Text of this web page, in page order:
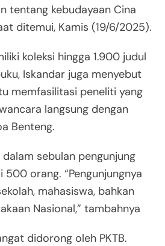
tentang kebudayaan Cina
ditemui, Kamis (19/6/2025).
koleksi hingga 1.900 judul
Iskandar juga menyebut
memfasilitasi peneliti yang
langsung dengan
Benteng.
sebulan pengunjung
500 orang. “Pengunjungnya
mahasiswa, bahkan
Nasional,” tambahnya
didorong oleh PKTB.